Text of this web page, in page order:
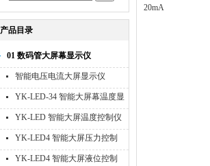
产品目录
01 数码管大屏幕显示仪
智能电压电流大屏显示仪
YK-LED-34 智能大屏幕温度显
示仪
YK-LED 智能大屏温度控制仪
YK-LED4 智能大屏压力控制
仪
YK-LED4 智能大屏液位控制
20mA